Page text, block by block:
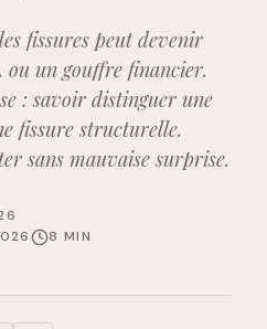
fissures peut devenir
un gouffre financier.
: savoir distinguer une
fissure structurelle.
sans mauvaise surprise.
8 MIN